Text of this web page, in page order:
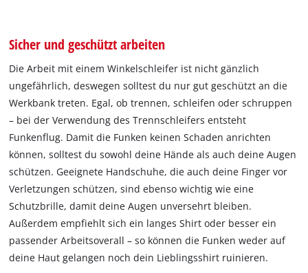
Sicher und geschützt arbeiten
Die Arbeit mit einem Winkelschleifer ist nicht gänzlich
ungefährlich, deswegen solltest du nur gut geschützt an die
Werkbank treten. Egal, ob trennen, schleifen oder schruppen
– bei der Verwendung des Trennschleifers entsteht
Funkenflug. Damit die Funken keinen Schaden anrichten
können, solltest du sowohl deine Hände als auch deine Augen
schützen. Geeignete Handschuhe, die auch deine Finger vor
Verletzungen schützen, sind ebenso wichtig wie eine
Schutzbrille, damit deine Augen unversehrt bleiben.
Außerdem empfiehlt sich ein langes Shirt oder besser ein
passender Arbeitsoverall – so können die Funken weder auf
deine Haut gelangen noch dein Lieblingsshirt ruinieren.